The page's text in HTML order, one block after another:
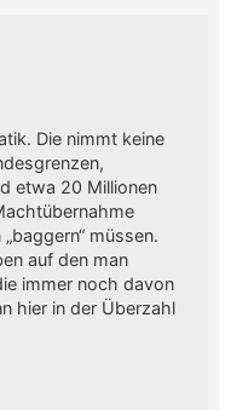
Die nimmt keine
etwa 20 Millionen
müssen.
auf den man
immer noch davon
hier in der Überzahl